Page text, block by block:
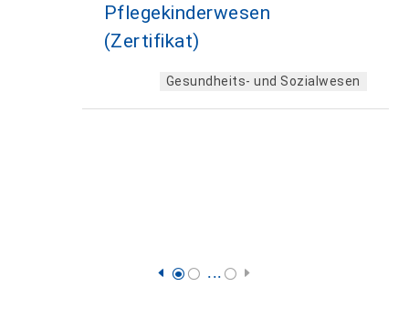
Pflegekinderwesen
(Zertifikat)
Gesundheits- und Sozialwesen